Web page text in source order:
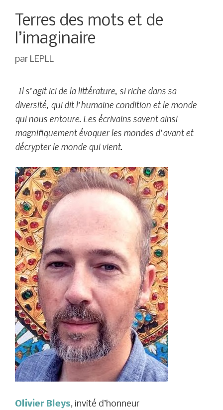
Terres des mots et de
l’imaginaire
par LEPLL
Il s’agit ici de la littérature, si riche dans sa
diversité, qui dit l’humaine condition et le monde
qui nous entoure. Les écrivains savent ainsi
magnifiquement évoquer les mondes d’avant et
décrypter le monde qui vient.
Olivier Bleys, invité d’honneur